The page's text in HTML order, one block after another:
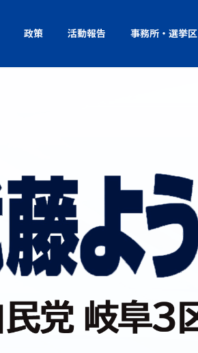
政策 活動報告 事務所・選挙区